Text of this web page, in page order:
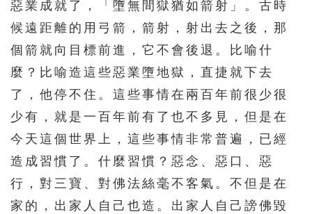
391 392 393 394 395
396 397 398 399 400
406 407 408 409 410
411 412 413 414 415
416 417 418 419 420
421 422 423 424 425
惡業成就了，「墮無間獄猶如箭射」。古時
候遠距離的用弓箭，箭射，射出去之後，那
個箭就向目標前進，它不會後退。比喻什
麼？比喻造這些惡業墮地獄，直捷就下去
了，他停不住。這些事情在兩百年前很少很
少有，就是一百年前有了也不多見，但是在
今天這個世界上，這些事情非常普遍，已經
造成習慣了。什麼習慣？惡念、惡口、惡
行，對三寶、對佛法絲毫不客氣。不但是在
家的，出家人自己也造。出家人自己謗佛毀